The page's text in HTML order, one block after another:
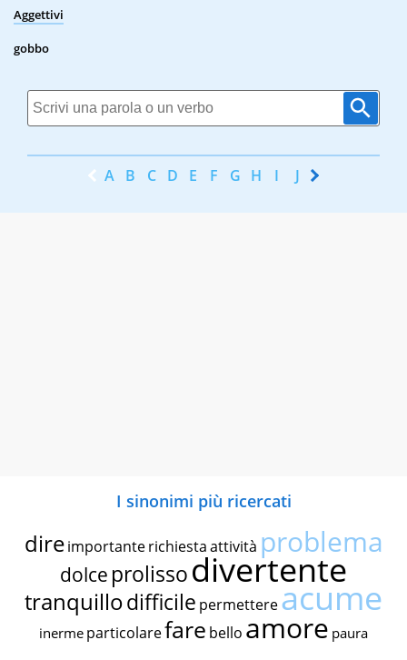
Aggettivi
gobbo
A B C D E F G H I J K
I sinonimi più ricercati
dire importante richiestaattività problema
dolce prolissodivertente
tranquillodifficile permettereacume
inerme particolarefare bello amore paura